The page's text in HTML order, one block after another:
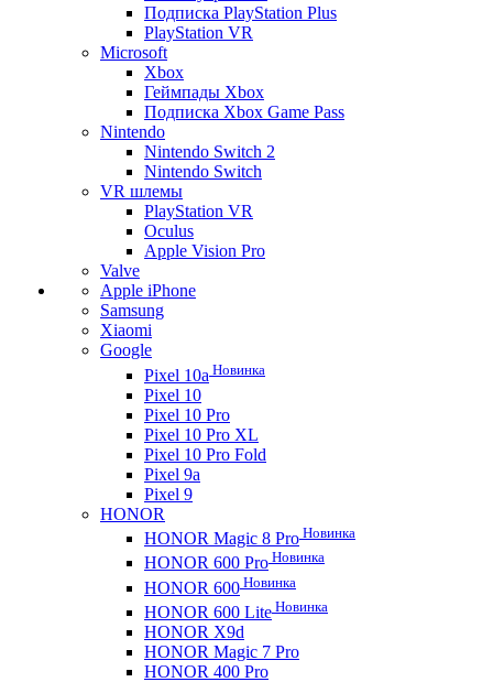
Подписка PlayStation Plus
PlayStation VR
Microsoft
Xbox
Геймпады Xbox
Подписка Xbox Game Pass
Nintendo
Nintendo Switch 2
Nintendo Switch
VR шлемы
PlayStation VR
Oculus
Apple Vision Pro
Valve
Apple iPhone
Samsung
Xiaomi
Google
Pixel 10a Новинка
Pixel 10
Pixel 10 Pro
Pixel 10 Pro XL
Pixel 10 Pro Fold
Pixel 9a
Pixel 9
HONOR
HONOR Magic 8 Pro Новинка
HONOR 600 Pro Новинка
HONOR 600 Новинка
HONOR 600 Lite Новинка
HONOR X9d
HONOR Magic 7 Pro
HONOR 400 Pro